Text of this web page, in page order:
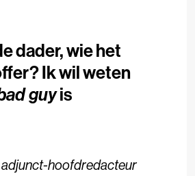
dader, wie het
Ik wil weten
guyis
adjunct-hoofdredacteur